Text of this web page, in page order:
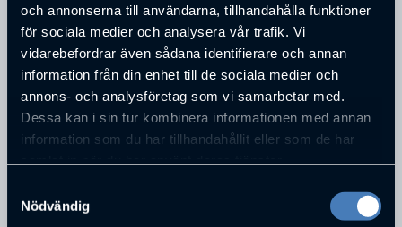
och annonserna till användarna, tillhandahålla funktioner
för sociala medier och analysera vår trafik. Vi
vidarebefordrar även sådana identifierare och annan
information från din enhet till de sociala medier och
annons- och analysföretag som vi samarbetar med.
Dessa kan i sin tur kombinera informationen med annan
information som du har tillhandahållit eller som de har
Nödvändig
Gimmersta Wallpaper AB
Ägardrivet entreprenörsföretag med 47 anställda.
Omsättning på 118 miljoner 2021
Designar, tillverkar och säljer premiumtapeter till 80
olika länder.
Design & Tillverkning sker här i Borås.
Kungliga hovleverantörer.